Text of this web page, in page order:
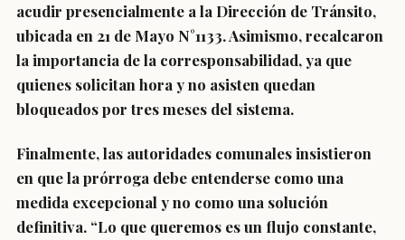
acudir presencialmente a la Dirección de Tránsito,
ubicada en 21 de Mayo N°1133. Asimismo, recalcaron
la importancia de la corresponsabilidad, ya que
quienes solicitan hora y no asisten quedan
bloqueados por tres meses del sistema.
Finalmente, las autoridades comunales insistieron
en que la prórroga debe entenderse como una
medida excepcional y no como una solución
definitiva. “Lo que queremos es un flujo constante,